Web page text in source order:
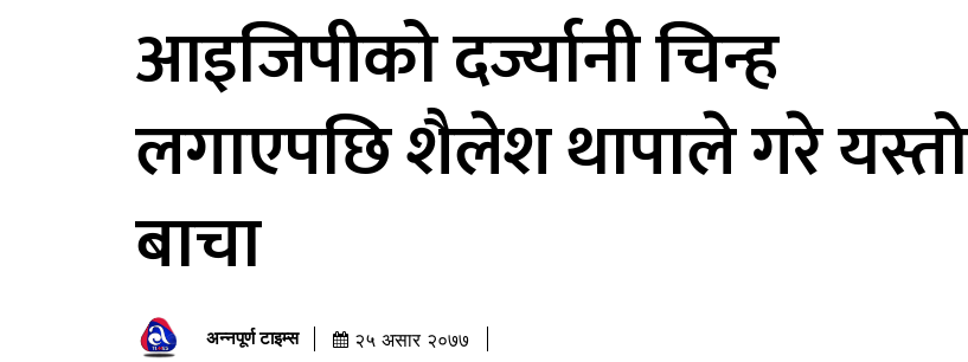
आइजिपीको दर्ज्यानी चिन्ह
लगाएपछि शैलेश थापाले गरे यस्तो
बाचा
अन्नपूर्ण टाइम्स २५ असार २०७७